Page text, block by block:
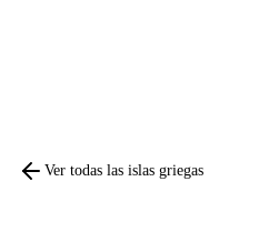
Ver todas las islas griegas